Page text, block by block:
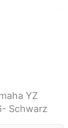
YZ
Schwarz